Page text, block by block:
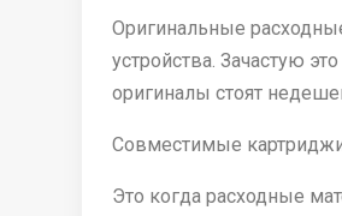
Оригинальные
устройства. Зачастую
оригиналы стоят
Совместимые
Это когда расходные